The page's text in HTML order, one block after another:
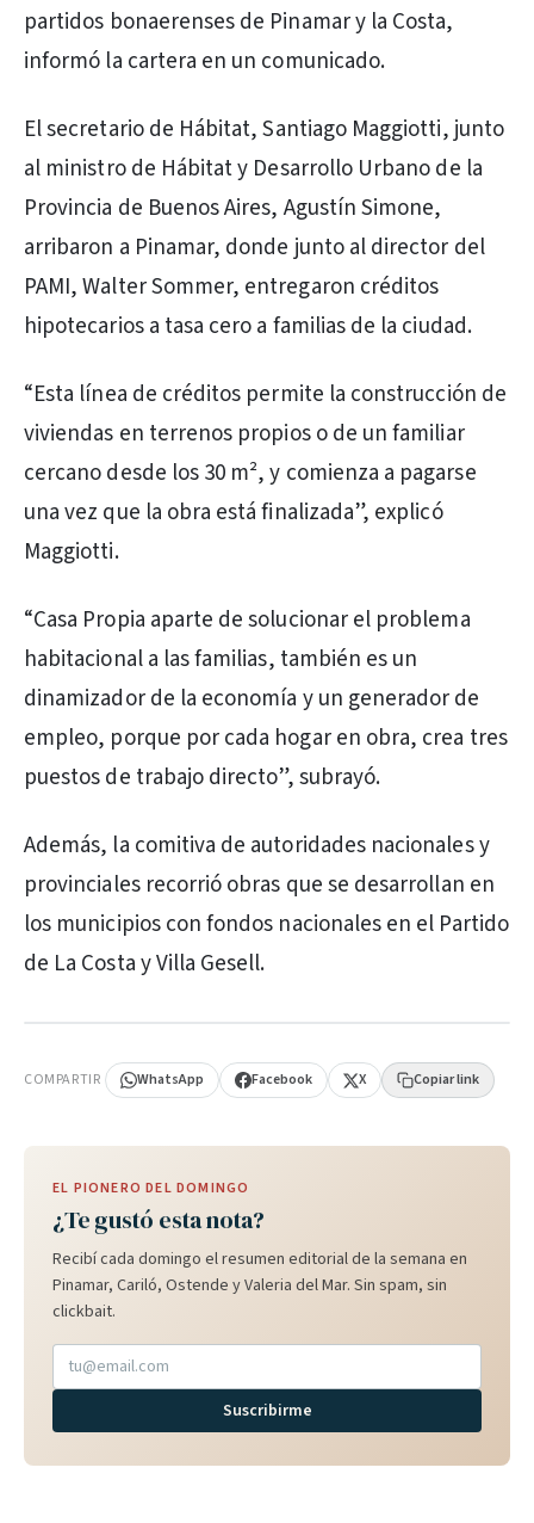
partidos bonaerenses de Pinamar y la Costa,
informó la cartera en un comunicado.
El secretario de Hábitat, Santiago Maggiotti, junto
al ministro de Hábitat y Desarrollo Urbano de la
Provincia de Buenos Aires, Agustín Simone,
arribaron a Pinamar, donde junto al director del
PAMI, Walter Sommer, entregaron créditos
hipotecarios a tasa cero a familias de la ciudad.
“Esta línea de créditos permite la construcción de
viviendas en terrenos propios o de un familiar
cercano desde los 30 m², y comienza a pagarse
una vez que la obra está finalizada”, explicó
Maggiotti.
“Casa Propia aparte de solucionar el problema
habitacional a las familias, también es un
dinamizador de la economía y un generador de
empleo, porque por cada hogar en obra, crea tres
puestos de trabajo directo”, subrayó.
Además, la comitiva de autoridades nacionales y
provinciales recorrió obras que se desarrollan en
los municipios con fondos nacionales en el Partido
de La Costa y Villa Gesell.
COMPARTIR WhatsApp Facebook X Copiar link
EL PIONERO DEL DOMINGO
¿Te gustó esta nota?
Recibí cada domingo el resumen editorial de la semana en
Pinamar, Cariló, Ostende y Valeria del Mar. Sin spam, sin
clickbait.
Suscribirme